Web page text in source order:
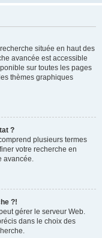
située en haut des
avancée est accessible
sur toutes les pages
thèmes graphiques
?
plusieurs termes
votre recherche en
avancée.
?!
gérer le serveur Web.
dans le choix des